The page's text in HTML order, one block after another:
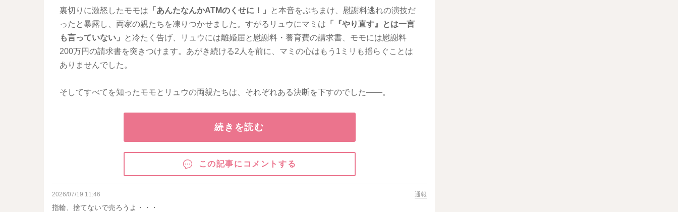
裏切りに激怒したモモは 「あんたなんかATMのくせに！」
と本音をぶちまけ、慰謝料逃れの演技だ
ったと暴露し、両家の親たちを凍りつかせました。すがるリュウにマミは 「『やり直す』とは一言
も言っていない」
と冷たく告げ、リュウには離婚届と慰謝料・養育費の請求書、モモには慰謝料
200万円の請求書を突きつけます。あがき続ける2人を前に、マミの心はもう1ミリも揺らぐことは
ありませんでした。
そしてすべてを知ったモモとリュウの両親たちは、それぞれある決断を下すのでした――。
続きを読む
この記事にコメントする
2026/07/19 11:46 通報
指輪、捨てないで売ろうよ・・・